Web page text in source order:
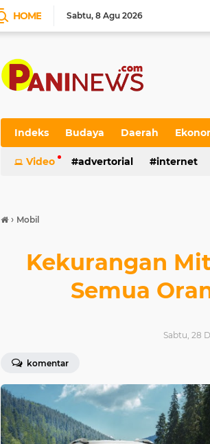
HOME Sabtu 8 Agu 2026
Indeks Budaya Daerah
Video advertorial internet
› Mobil
Kekurangan
Semua
Sabtu, 28
komentar